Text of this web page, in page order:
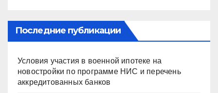
Последние публикации
Условия участия в военной ипотеке на
новостройки по программе НИС и перечень
аккредитованных банков